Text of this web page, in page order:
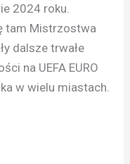
2024 roku.
tam Mistrzostwa
dalsze trwałe
na UEFA EURO
w wielu miastach.